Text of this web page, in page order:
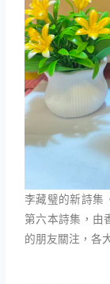
李藏璧的新詩集
第六本詩集，由
的朋友關注，各